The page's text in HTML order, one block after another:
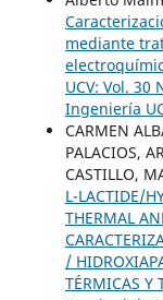
mediante
UCV: Vol. 30
Ingeniería
CARMEN
PALACIOS,
CASTILLO,
L-LACTIDE/
THERMAL
/
TÉRMICAS Y